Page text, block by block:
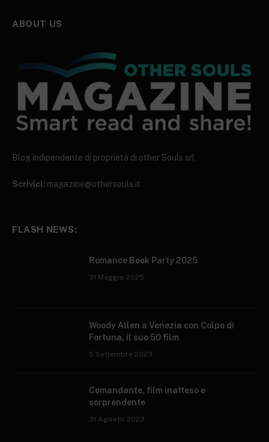
ABOUT US
Blog indipendente di proprietà di other Souls srl
Scrivici: magazine@othersouls.it
FLASH NEWS:
Romance Book Party 2025
31 Maggio 2025
Woody Allen a Venezia con Colpo di
Fortuna, il suo 50 film
5 Settembre 2023
Comandante, film inatteso e
sorprendente
31 Agosto 2023